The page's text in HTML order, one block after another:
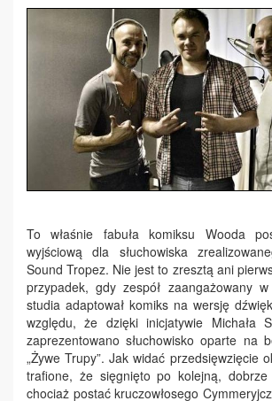
To właśnie fabuła komiksu Wooda
wyjściową dla słuchowiska
Sound Tropez. Nie jest to zresztą ani
przypadek, gdy zespół zaangażowany
studia adaptował komiks na wersję
względu, że dzięki inicjatywie Michała
zaprezentowano słuchowisko oparte na
„Żywe Trupy”. Jak widać przedsięwzięcie
trafione, że sięgnięto po kolejną,
chociaż postać kruczowłosego